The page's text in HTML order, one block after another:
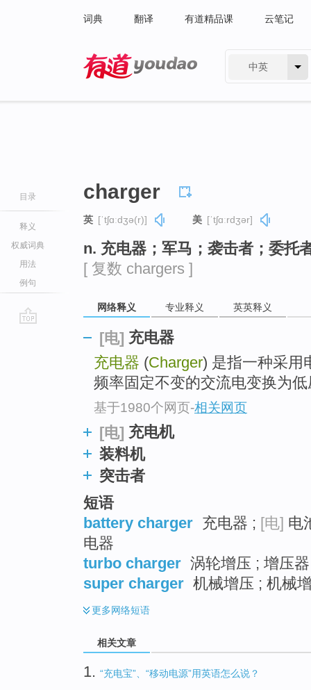
词典 翻译 有道精品课 云笔记
中英
目录
释义
权威词典
用法
例句
charger
英 [ˈtʃɑːdʒə(r)] 美 [ˈtʃɑːrdʒər]
n. 充电器；军马；袭击者；委托
[ 复数 chargers ]
网络释义 专业释义 英英释义
[电] 充电器
充电器 (Charger) 是指一种采用
频率固定不变的交流电变换为
基于1980个网页-相关网页
[电] 充电机
装料机
突击者
短语
battery charger 充电器 ; [电] 电
电器
turbo charger 涡轮增压 ; 增压
super charger 机械增压 ; 机械
更多网络短语
相关文章
1. “充电宝”、“移动电源”用英语怎么说？